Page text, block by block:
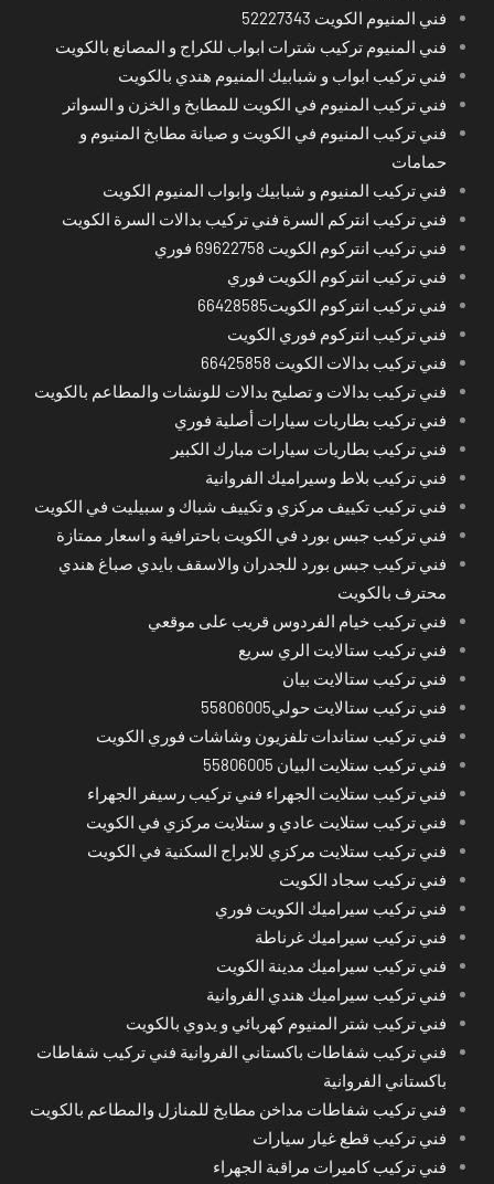
فني المنيوم الكويت 52227343
فني المنيوم تركيب شترات ابواب للكراج و المصانع بالكويت
فني تركيب ابواب و شبابيك المنيوم هندي بالكويت
فني تركيب المنيوم في الكويت للمطابخ و الخزن و السواتر
فني تركيب المنيوم في الكويت و صيانة مطابخ المنيوم و
حمامات
فني تركيب المنيوم و شبابيك وابواب المنيوم الكويت
فني تركيب انتركم السرة فني تركيب بدالات السرة الكويت
فني تركيب انتركوم الكويت 69622758 فوري
فني تركيب انتركوم الكويت فوري
فني تركيب انتركوم الكويت66428585
فني تركيب انتركوم فوري الكويت
فني تركيب بدالات الكويت 66425858
فني تركيب بدالات و تصليح بدالات للونشات والمطاعم بالكويت
فني تركيب بطاريات سيارات أصلية فوري
فني تركيب بطاريات سيارات مبارك الكبير
فني تركيب بلاط وسيراميك الفروانية
فني تركيب تكييف مركزي و تكييف شباك و سبيليت في الكويت
فني تركيب جبس بورد في الكويت باحترافية و اسعار ممتازة
فني تركيب جبس بورد للجدران والاسقف بايدي صباغ هندي
محترف بالكويت
فني تركيب خيام الفردوس قريب على موقعي
فني تركيب ستالايت الري سريع
فني تركيب ستالايت بيان
فني تركيب ستالايت حولي55806005
فني تركيب ستاندات تلفزيون وشاشات فوري الكويت
فني تركيب ستلايت البيان 55806005
فني تركيب ستلايت الجهراء فني تركيب رسيفر الجهراء
فني تركيب ستلايت عادي و ستلايت مركزي في الكويت
فني تركيب ستلايت مركزي للابراج السكنية في الكويت
فني تركيب سجاد الكويت
فني تركيب سيراميك الكويت فوري
فني تركيب سيراميك غرناطة
فني تركيب سيراميك مدينة الكويت
فني تركيب سيراميك هندي الفروانية
فني تركيب شتر المنيوم كهربائي و يدوي بالكويت
فني تركيب شفاطات باكستاني الفروانية فني تركيب شفاطات
باكستاني الفروانية
فني تركيب شفاطات مداخن مطابخ للمنازل والمطاعم بالكويت
فني تركيب قطع غيار سيارات
فني تركيب كاميرات مراقبة الجهراء